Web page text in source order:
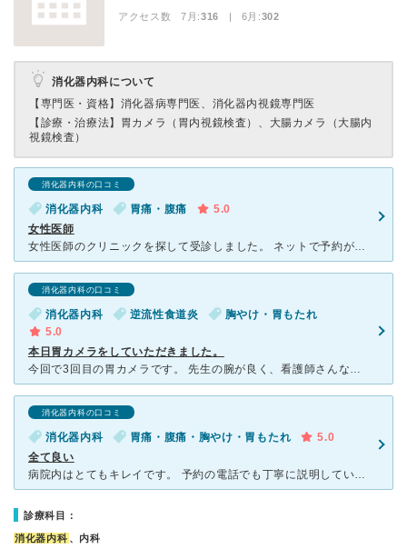
アクセス数 7月:316 | 6月:302
消化器内科について
【専門医・資格】 消化器病専門医、消化器内視鏡専門医
【診療・治療法】 胃カメラ（胃内視鏡検査）、大腸カメラ（大腸内
視鏡検査）
消化器内科の口コミ
消化器内科 胃痛・腹痛
5.0
女性医師
女性医師のクリニックを探して受診しました。 ネットで予約が取れるため、待ち時間はほぼなかったです。 地下歩行空間から直結していて、冬の天気の悪い日でも安心です。 慢性的な胃の不調でしたが、丁
消化器内科の口コミ
消化器内科 逆流性食道炎
胸やけ・胃もたれ
5.0
本日胃カメラをしていただきました。
今回で3回目の胃カメラです。 先生の腕が良く、看護師さんなどの対応も素晴らしいせいか人気があり、待ち時間がありましたが、今回も痛みが皆無で丁寧に施行していただきました。(「無理はしません」というお言
消化器内科の口コミ
消化器内科 胃痛・腹痛・胸やけ・胃もたれ
5.0
全て良い
病院内はとてもキレイです。 予約の電話でも丁寧に説明していただけました。 診察→検査→診察でしたが、 先生も話をしっかり聞いてくれて、その上で更に深く質問されます。とても分かりやすいです。
診療科目：
消化器内科 、内科